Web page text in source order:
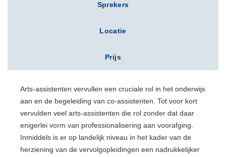
Sprekers
Locatie
Prijs
Arts-assistenten vervullen een cruciale rol in het onderwijs
aan en de begeleiding van co-assistenten. Tot voor kort
vervulden veel arts-assistenten die rol zonder dat daar
enigerlei vorm van professionalisering aan voorafging.
Inmiddels is er op landelijk niveau in het kader van de
herziening van de vervolgopleidingen een nadrukkelijker